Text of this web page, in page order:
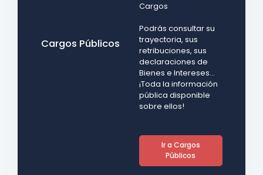
Cargos Públicos
Cargos
Podrás consultar su
trayectoria, sus
retribuciones, sus
declaraciones de
Bienes e Intereses...
¡Toda la información
pública disponible
sobre ellos!
Ir a Cargos
Públicos